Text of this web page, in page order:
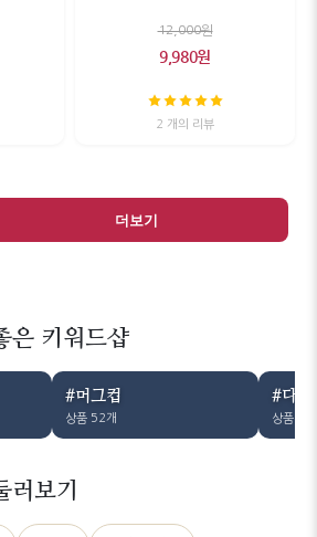
12,000원
9,980원
2 개의 리뷰
더보기
은 키워드샵
#머그컵
상품 52개
#다기
상품 51
러보기